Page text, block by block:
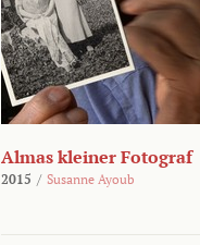
Almas kleiner Fotograf
2015 / Susanne Ayoub